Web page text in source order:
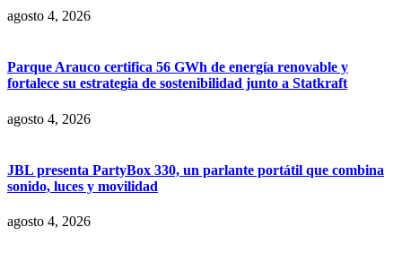
agosto 4, 2026
Parque Arauco certifica 56 GWh de energía renovable y
fortalece su estrategia de sostenibilidad junto a Statkraft
agosto 4, 2026
JBL presenta PartyBox 330, un parlante portátil que combina
sonido, luces y movilidad
agosto 4, 2026